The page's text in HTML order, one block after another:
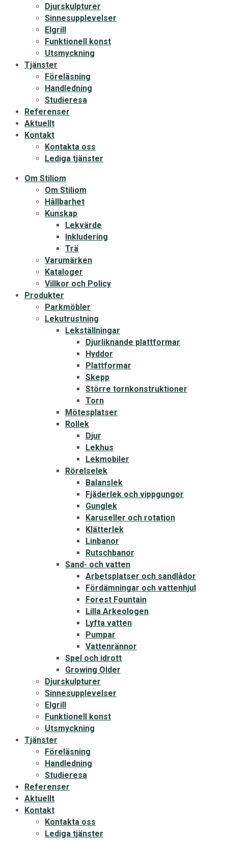
Djurskulpturer
Sinnesupplevelser
Elgrill
Funktionell konst
Utsmyckning
Tjänster
Föreläsning
Handledning
Studieresa
Referenser
Aktuellt
Kontakt
Kontakta oss
Lediga tjänster
Om Stiliom
Om Stiliom
Hållbarhet
Kunskap
Lekvärde
Inkludering
Trä
Varumärken
Kataloger
Villkor och Policy
Produkter
Parkmöbler
Lekutrustning
Lekställningar
Djurliknande plattformar
Hyddor
Plattformar
Skepp
Större tornkonstruktioner
Torn
Mötesplatser
Rollek
Djur
Lekhus
Lekmobiler
Rörelselek
Balanslek
Fjäderlek och vippgungor
Gunglek
Karuseller och rotation
Klätterlek
Linbanor
Rutschbanor
Sand- och vatten
Arbetsplatser och sandlådor
Fördämningar och vattenhjul
Forest Fountain
Lilla Arkeologen
Lyfta vatten
Pumpar
Vattenrännor
Spel och idrott
Growing Older
Djurskulpturer
Sinnesupplevelser
Elgrill
Funktionell konst
Utsmyckning
Tjänster
Föreläsning
Handledning
Studieresa
Referenser
Aktuellt
Kontakt
Kontakta oss
Lediga tjänster